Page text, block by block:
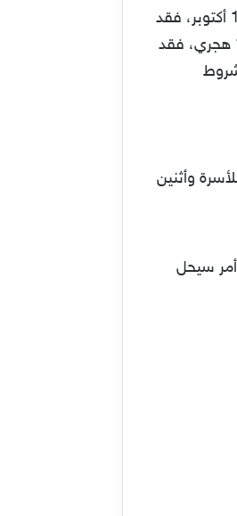
قبل البدأ في صرف الدورة 71 من حساب المواطن والتي من المُقرر أن يتم البدء في صرفها خلال شهر أكتوبر وبالتحديد يومي 10 – 11 أكتوبر، فقد
وضع برنامج حساب المواطن شروطاً جديدة لاستحقاق الدعم، وذلك بناء على قرار مجلس الوزراء رقم “220” وهو بتاريخ 11- 3- 1445 هجري، فقد
وأثنين
أمر سيحل